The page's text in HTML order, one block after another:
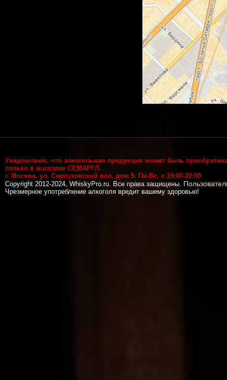
Уведомляем, что алкогольная продукция может быть
только в магазине СЕМАРГЛ.
г. Москва, ул. Серпуховский вал, дом 5. Пн-Вс, с 10:00-22:00
Copyright 2012-2024, WhiskyPro.ru. Все права защищены.
Чрезмерное употребление алкоголя вредит вашему здоровью!